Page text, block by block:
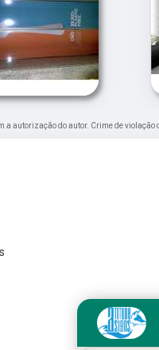
autorização do autor. Crime de